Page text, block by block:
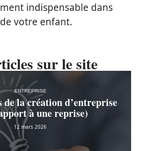
indispensable dans
votre enfant.
sur le site
ENTREPRISE
de la création d’entreprise
à une reprise)
12 mars 2026